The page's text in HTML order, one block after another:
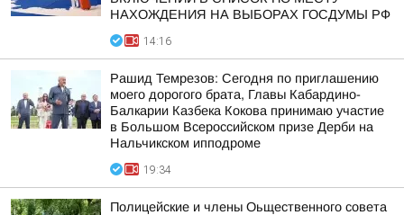
НАХОЖДЕНИЯ НА ВЫБОРАХ ГОСДУМЫ РФ
14:16
Рашид Темрезов: Сегодня по приглашению
моего дорогого брата, Главы Кабардино-
Балкарии Казбека Кокова принимаю участие
в Большом Всероссийском призе Дерби на
Нальчикском ипподроме
19:34
Полицейские и члены Оьщественного совета